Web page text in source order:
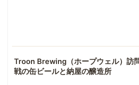
Troon Brewing（ホープウェル）訪
戦の缶ビールと納屋の醸造所